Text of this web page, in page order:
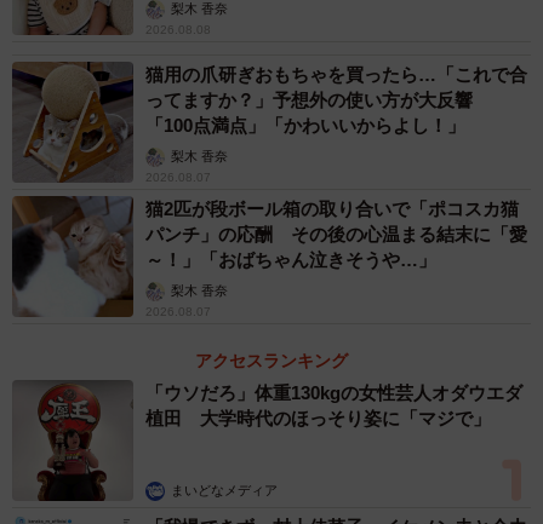
梨木 香奈
2026.08.08
猫用の爪研ぎおもちゃを買ったら…「これで合
ってますか？」予想外の使い方が大反響
「100点満点」「かわいいからよし！」
梨木 香奈
2026.08.07
猫2匹が段ボール箱の取り合いで「ポコスカ猫
パンチ」の応酬 その後の心温まる結末に「愛
～！」「おばちゃん泣きそうや…」
梨木 香奈
2026.08.07
アクセスランキング
「ウソだろ」体重130kgの女性芸人オダウエダ
植田 大学時代のほっそり姿に「マジで」
まいどなメディア